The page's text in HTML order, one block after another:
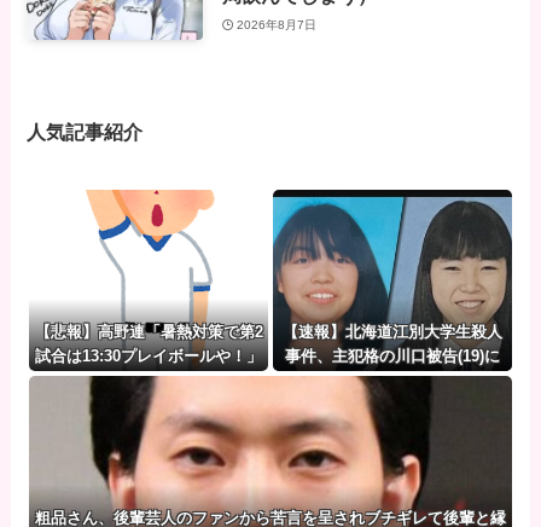
2026年8月7日
人気記事紹介
【悲報】高野連「暑熱対策で第2
試合は13:30プレイボールや！」
【速報】北海道江別大学生殺人
事件、主犯格の川口被告(19)に
無期懲役の判決
粗品さん、後輩芸人のファンから苦言を呈されブチギレて後輩と縁